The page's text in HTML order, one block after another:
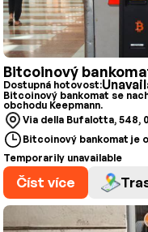
Bitcoinový
Dostupná hotovost:
Bitcoinový bankomat se
obchodu Keepmann.
Via della Bufalotta, 548,
Bitcoinový bankomat je
Temporarily unavailable
Číst více